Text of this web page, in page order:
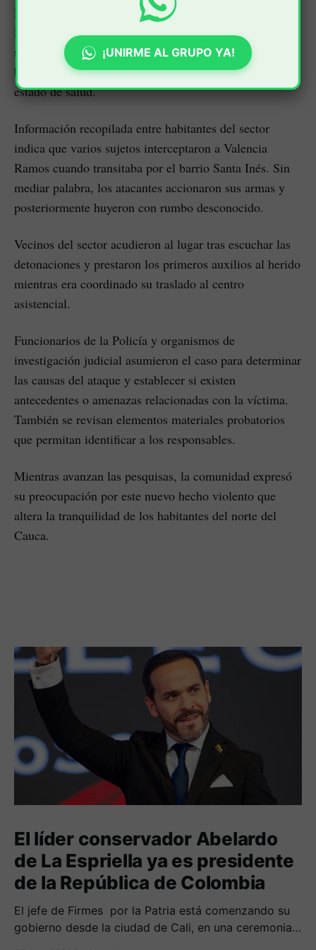
De acuerdo con el informe preliminar, una de las
lesiones comprometió la cabeza y la otra afectó uno de
sus brazos, situación que obligó a los médicos a
brindarle atención inmediata debido a la gravedad de su
estado de salud.
Información recopilada entre habitantes del sector
indica que varios sujetos interceptaron a Valencia
Ramos cuando transitaba por el barrio Santa Inés. Sin
mediar palabra, los atacantes accionaron sus armas y
posteriormente huyeron con rumbo desconocido.
Vecinos del sector acudieron al lugar tras escuchar las
detonaciones y prestaron los primeros auxilios al herido
mientras era coordinado su traslado al centro
asistencial.
Funcionarios de la Policía y organismos de
investigación judicial asumieron el caso para determinar
las causas del ataque y establecer si existen
antecedentes o amenazas relacionadas con la víctima.
También se revisan elementos materiales probatorios
que permitan identificar a los responsables.
Mientras avanzan las pesquisas, la comunidad expresó
su preocupación por este nuevo hecho violento que
altera la tranquilidad de los habitantes del norte del
Cauca.
El líder conservador Abelardo
de La Espriella ya es presidente
de la República de Colombia
El jefe de Firmes por la Patria está comenzando su
gobierno desde la ciudad de Cali, en una ceremonia
¡UNIRME AL GRUPO YA!